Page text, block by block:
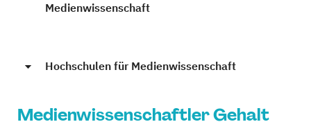
Medienwissenschaft
Hochschulen für Medienwissenschaft
Medienwissenschaftler Gehalt